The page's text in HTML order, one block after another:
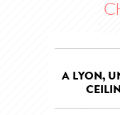
A LYON,